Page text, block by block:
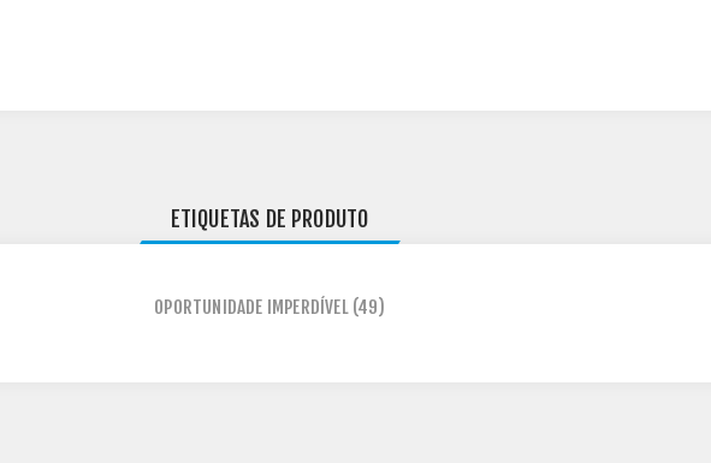
ETIQUETAS DE PRODUTO
OPORTUNIDADE IMPERDÍVEL (49)